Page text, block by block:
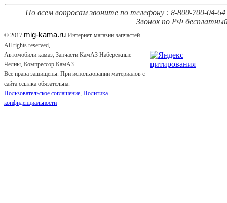
По всем вопросам звоните по телефону : 8-800-700-04-64
Звонок по РФ
© 2017 mig-kama.ru Интернет-магазин запчастей.
All rights reserved,
Автомобили камаз, Запчасти КамАЗ Набережные
Челны, Компрессор КамАЗ.
Все права защищены. При использовании материалов с
сайта ссылка обязательна.
Пользовательское соглашение, Политика
конфиденциальности